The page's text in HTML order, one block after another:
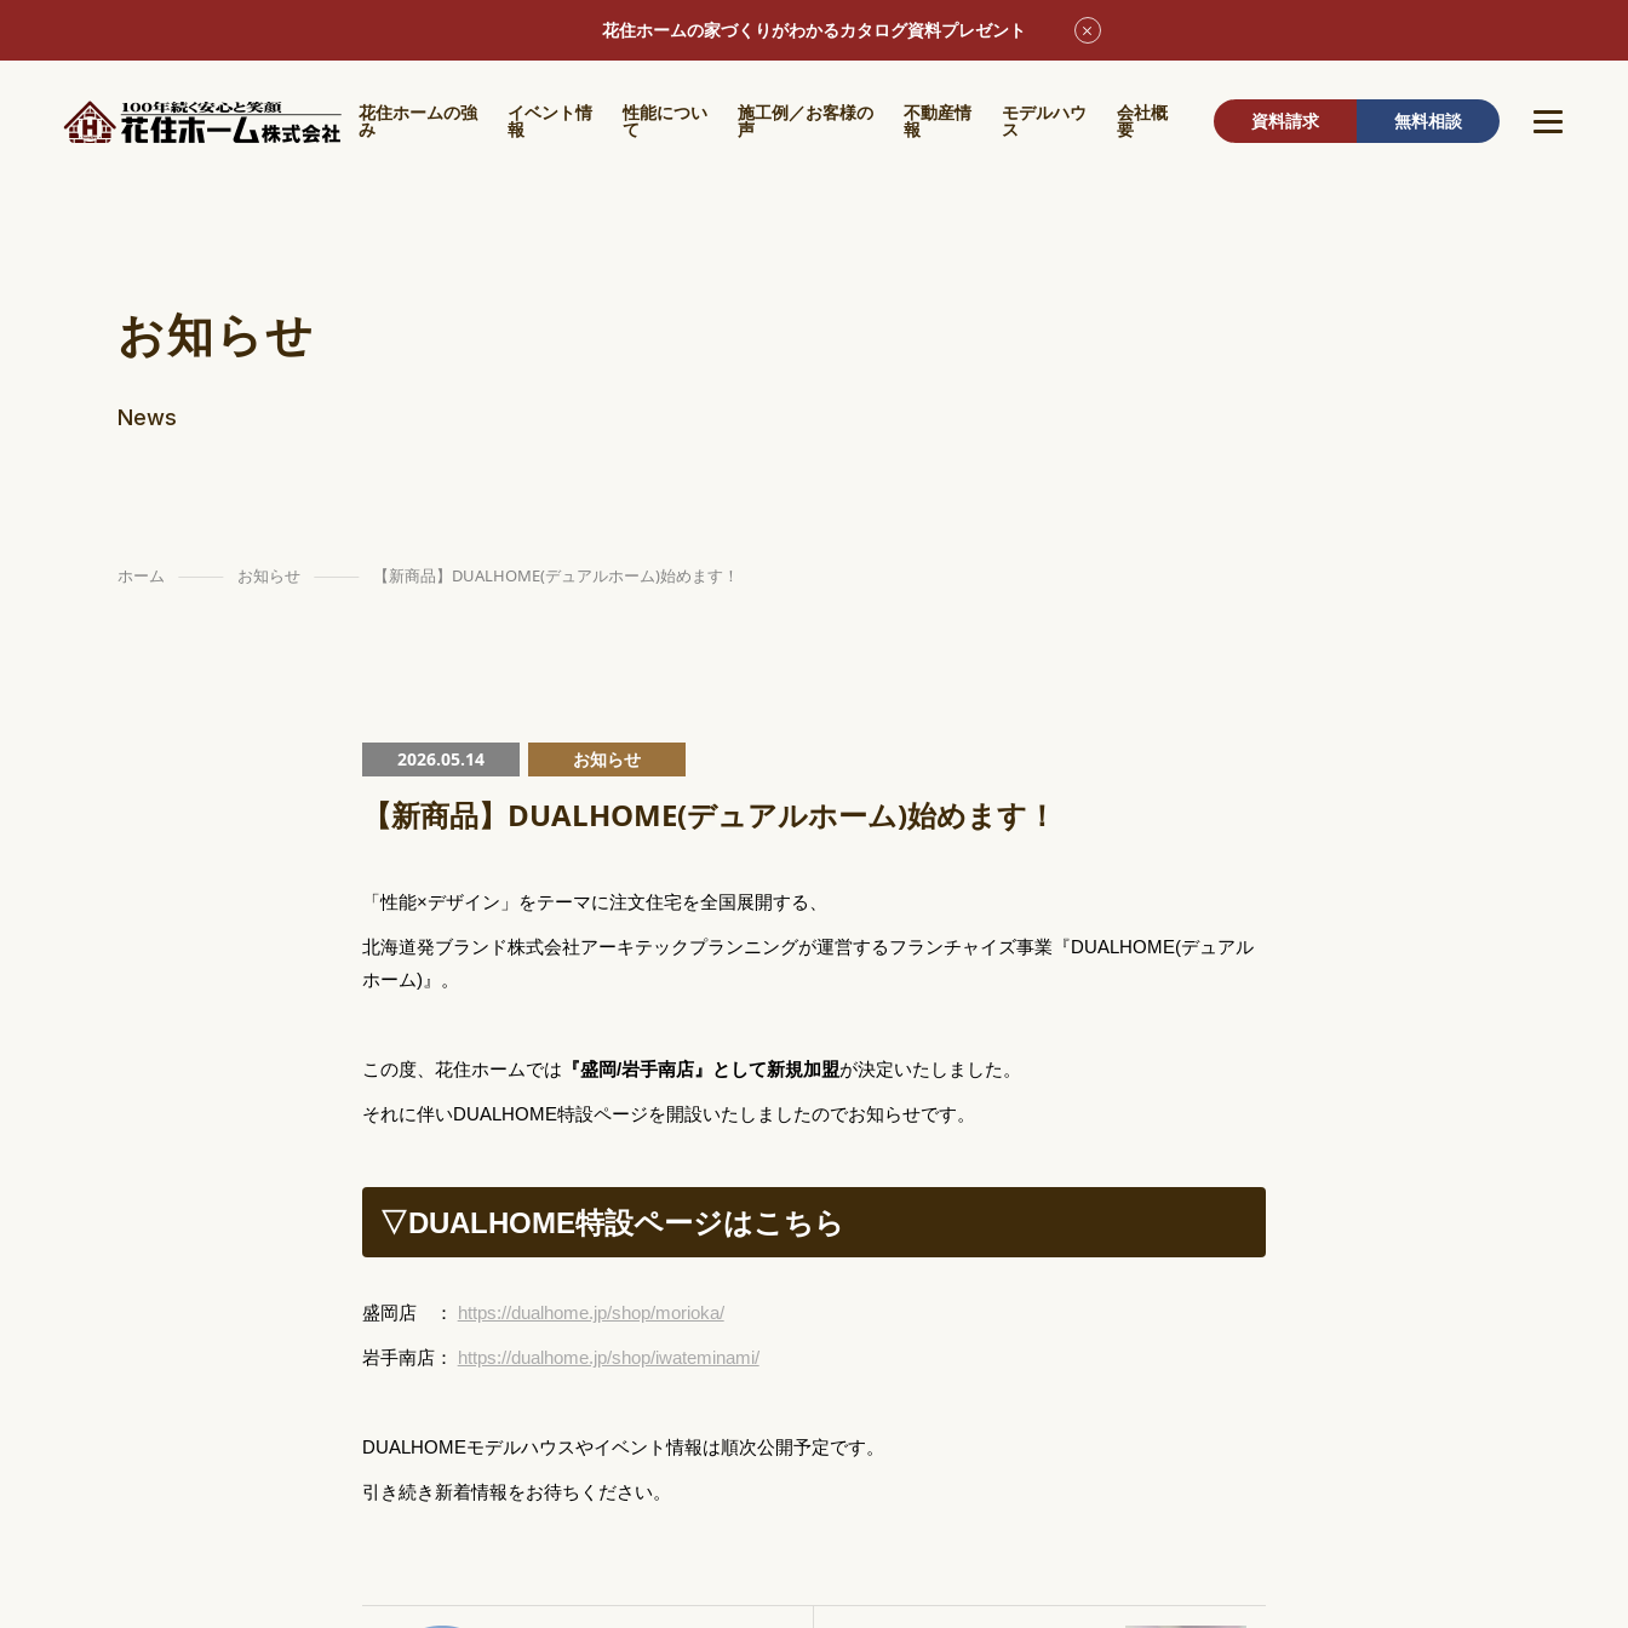
花住ホームの家づくりがわかるカタログ資料プレゼント
花住ホームの強
み
イベント情
報
性能につい
て
施工例／お客様の
声
不動産情
報
モデルハウ
ス
会社概
要 資料請求 無料相談
お知らせ
News
ホーム お知らせ 【新商品】DUALHOME(デュアルホーム)始めます！
2026.05.14 お知らせ
【新商品】DUALHOME(デュアルホーム)始めます！
「性能×デザイン」をテーマに注文住宅を全国展開する、
北海道発ブランド株式会社アーキテックプランニングが運営するフランチャイズ事業『DUALHOME(デュアル
ホーム)』。
この度、花住ホームでは 『盛岡/岩手南店』として新規加盟が決定いたしました。
それに伴いDUALHOME特設ページを開設いたしましたのでお知らせです。
▽DUALHOME特設ページはこちら
盛岡店 ： https://dualhome.jp/shop/morioka/
岩手南店： https://dualhome.jp/shop/iwateminami/
DUALHOMEモデルハウスやイベント情報は順次公開予定です。
引き続き新着情報をお待ちください。